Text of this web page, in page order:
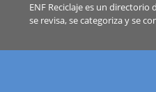
ENF Reciclaje es un
se revisa, se categoriza y se